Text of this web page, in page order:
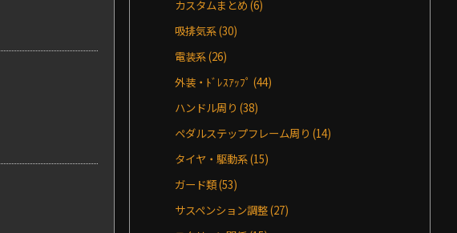
カスタムまとめ(6)
吸排気系(30)
電装系(26)
外装・ﾄﾞﾚｽｱｯﾌﾟ(44)
ハンドル周り(38)
ペダルステップフレーム周り(14)
タイヤ・駆動系(15)
ガード類(53)
サスペンション調整(27)